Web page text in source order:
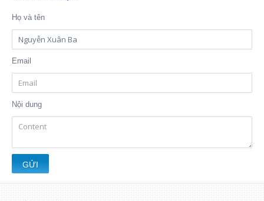
Họ và tên
Email
Nội dung
GỬI